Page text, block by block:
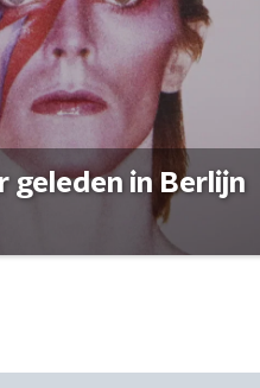
geleden in Berlijn